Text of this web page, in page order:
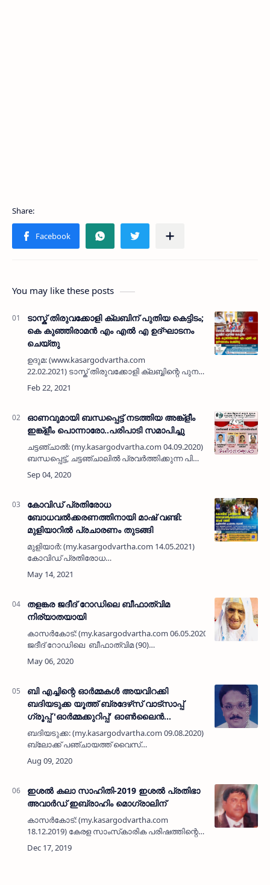
You may like these posts
ടാസ്ക് തിരുവക്കോളി ക്ലബിന് പുതിയ കെട്ടിടം;
കെ കുഞ്ഞിരാമൻ എം എൽ എ ഉദ്ഘാടനം
ചെയ്തു
ഉദുമ: (www.kasargodvartha.com
22.02.2021) ടാസ്ക് തിരുവക്കോളി ക്ലബ്ബിന്റെ പുനർ
നിർമിച്ച കെട്ടിടം കെ കുഞ്ഞിരാമൻ എം എൽ എ
ഉദ്ഘാടനം ചെയ്തു. ലോക് ഡൗൺ സമയത്ത്
ഓണവുമായി ബന്ധപ്പെട്ട് നടത്തിയ അങ്ക്ളീം
ഇങ്ക്ളീം പൊന്നാരോ..പരിപാടി സമാപിച്ചു
ചട്ടഞ്ചാൽ: (my.kasargodvartha.com 04.09.2020) ഓണവുമായി
ബന്ധപ്പെട്ട്, ചട്ടഞ്ചാലിൽ പ്രവർത്തിക്കുന്ന പി
അവനീന്ദ്രനാഥ് മാസ്റ്റർ സ്മാരക സമിതി
പൊതുജന വായനശാല ആൻഡ് …
കോവിഡ് പ്രതിരോധ
ബോധവൽക്കരണത്തിനായി മാഷ് വണ്ടി:
മുളിയാറിൽ പ്രചാരണം തുടങ്ങി
മുളിയാർ: (my.kasargodvartha.com 14.05.2021)
കോവിഡ് പ്രതിരോധ
ബോധവൽക്കരണത്തിനായുള്ള മാഷ് വണ്ടി
മുളിയാറിൽ പ്രചാരണം തുടങ്ങി. ഗ്രാമ
ഓഡിനേറ്റർ വേണു കു…
തളങ്കര ജദീദ് റോഡിലെ ബീഫാത്വിമ
നിര്യാതയായി
കാസർകോട്: (my.kasargodvartha.com 06.05.2020) തളങ്കര
ജദീദ് റോഡിലെ ബീഫാത്വിമ (90)
നിര്യാതയായി. ഭർത്താവ് : പരേതനായ പെർളത്ത്
മുഹമ്മദ്. മക്കൾ: ഇബ്രാഹിം ഉളിയ…
ബി എച്ചിന്റെ ഓർമ്മകൾ അയവിറക്കി
ബദിയടുക്ക യൂത്ത് ബ്രദേഴ്‌സ് വാട്സാപ്പ്
ഗ്രൂപ്പ് 'ഓർമ്മക്കുറിപ്പ്' ഓൺലൈൻ
അനുസ്മരണ സംഗമം സംഘടിപ്പിച്ചു
ബദിയടുക്ക: (my.kasargodvartha.com 09.08.2020) മഞ്ചേശ്വരം
ബ്ലോക്ക് പഞ്ചായത്ത് വൈസ്
പ്രസിഡണ്ടും മത-സാമൂഹിക-രഷ്ട്രീയ
മേഖലകളിൽ നിറ സാനിധ്യവും ജന
ഇശല്‍ കലാ സാഹിതി-2019 ഇശല്‍ പ്രതിഭാ
അവാര്‍ഡ് ഇബ്രാഹിം മൊഗ്രാലിന്
കാസര്‍കോട്: (my.kasargodvartha.com
18.12.2019) കേരള സാംസ്‌കാരിക പരിഷത്തിന്റെ
ഇശല്‍ കലാസാഹിതി- 2019 ഇശല്‍ പ്രതിഭാ
അവാര്‍ഡിന് പ്രമുഖ മാപ്പിള കലാകാരന്‍